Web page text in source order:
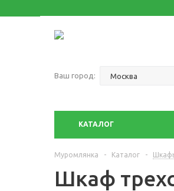
Ваш город:
КАТАЛОГ
Муромлянка - Каталог -
Шкаф